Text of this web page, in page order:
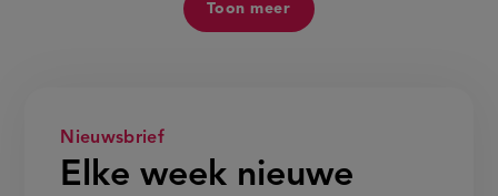
Toon meer
Nieuwsbrief
Elke week nieuwe